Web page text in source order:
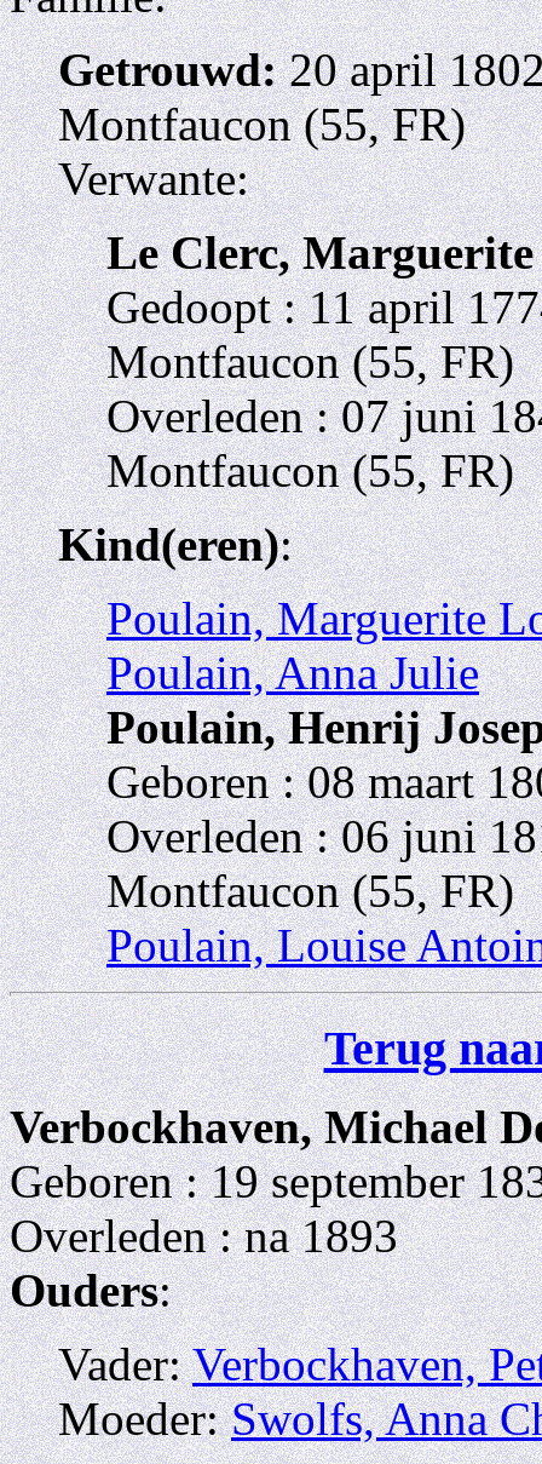
Getrouwd:20 april
Montfaucon (55, FR)
Verwante:
Le Clerc, Marguerite
Gedoopt : 11 april
Montfaucon (55, FR)
Overleden : 07 juni
Montfaucon (55, FR)
Kind(eren):
Poulain, Marguerite
Poulain, Anna Julie
Poulain, Henrij
Geboren : 08 maart
Overleden : 06 juni
Montfaucon (55, FR)
Poulain, Louise
Terug
Verbockhaven, Michael
Geboren : 19 september
Overleden : na 1893
Ouders:
Vader:Verbockhaven,
Moeder:Swolfs, Anna